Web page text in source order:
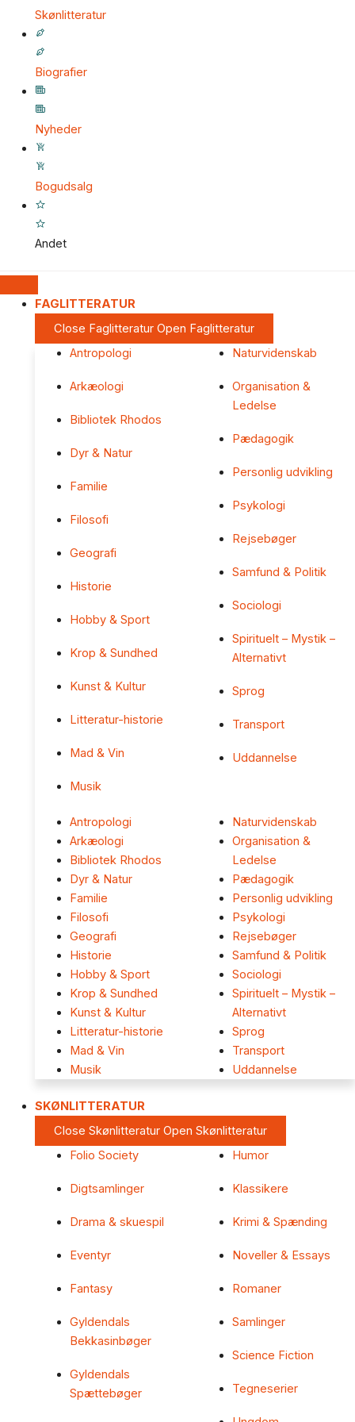
Skønlitteratur
Biografier
Nyheder
Bogudsalg
Andet
FAGLITTERATUR
Close Faglitteratur Open Faglitteratur
Antropologi
Arkæologi
Bibliotek Rhodos
Dyr & Natur
Familie
Filosofi
Geografi
Historie
Hobby & Sport
Krop & Sundhed
Kunst & Kultur
Litteratur-historie
Mad & Vin
Musik
Naturvidenskab
Organisation &
Ledelse
Pædagogik
Personlig udvikling
Psykologi
Rejsebøger
Samfund & Politik
Sociologi
Spirituelt – Mystik –
Alternativt
Sprog
Transport
Uddannelse
Antropologi
Arkæologi
Bibliotek Rhodos
Dyr & Natur
Familie
Filosofi
Geografi
Historie
Hobby & Sport
Krop & Sundhed
Kunst & Kultur
Litteratur-historie
Mad & Vin
Musik
Naturvidenskab
Organisation &
Ledelse
Pædagogik
Personlig udvikling
Psykologi
Rejsebøger
Samfund & Politik
Sociologi
Spirituelt – Mystik –
Alternativt
Sprog
Transport
Uddannelse
SKØNLITTERATUR
Close Skønlitteratur Open Skønlitteratur
Folio Society
Digtsamlinger
Drama & skuespil
Eventyr
Fantasy
Gyldendals
Bekkasinbøger
Gyldendals
Spættebøger
Humor
Klassikere
Krimi & Spænding
Noveller & Essays
Romaner
Samlinger
Science Fiction
Tegneserier